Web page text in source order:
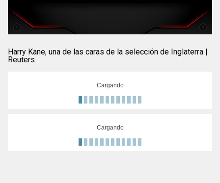
Harry Kane, una de las caras de la selección de Inglaterra |
Reuters
Cargando
Cargando